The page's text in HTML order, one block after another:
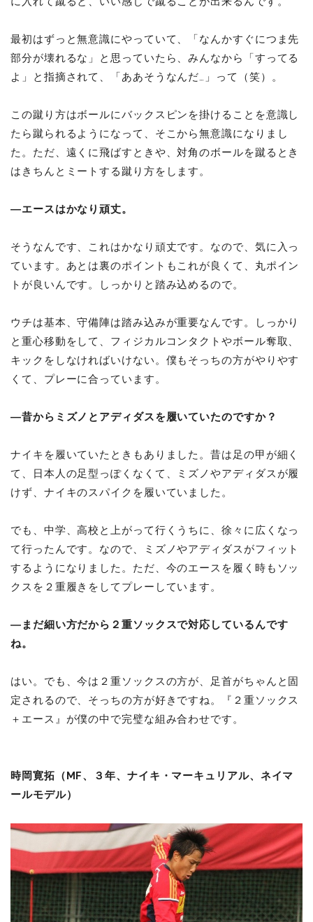
最初はずっと無意識にやっていて、「なんかすぐにつま先
部分が壊れるな」と思っていたら、みんなから「すってる
よ」と指摘されて、「ああそうなんだ…」って（笑）。
この蹴り方はボールにバックスピンを掛けることを意識し
たら蹴られるようになって、そこから無意識になりまし
た。ただ、遠くに飛ばすときや、対角のボールを蹴るとき
はきちんとミートする蹴り方をします。
―エースはかなり頑丈。
そうなんです、これはかなり頑丈です。なので、気に入っ
ています。あとは裏のポイントもこれが良くて、丸ポイン
トが良いんです。しっかりと踏み込めるので。
ウチは基本、守備陣は踏み込みが重要なんです。しっかり
と重心移動をして、フィジカルコンタクトやボール奪取、
キックをしなければいけない。僕もそっちの方がやりやす
くて、プレーに合っています。
―昔からミズノとアディダスを履いていたのですか？
ナイキを履いていたときもありました。昔は足の甲が細く
て、日本人の足型っぽくなくて、ミズノやアディダスが履
けず、ナイキのスパイクを履いていました。
でも、中学、高校と上がって行くうちに、徐々に広くなっ
て行ったんです。なので、ミズノやアディダスがフィット
するようになりました。ただ、今のエースを履く時もソッ
クスを２重履きをしてプレーしています。
―まだ細い方だから２重ソックスで対応しているんです
ね。
はい。でも、今は２重ソックスの方が、足首がちゃんと固
定されるので、そっちの方が好きですね。『２重ソックス
＋エース』が僕の中で完璧な組み合わせです。
時岡寛拓（MF、３年、ナイキ・マーキュリアル、ネイマ
ールモデル）